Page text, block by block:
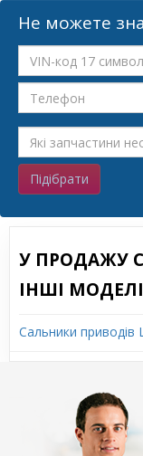
Не можете
Підібрати
У ПРОДАЖУ
ІНШІ МОДЕЛІ
Сальники приводів